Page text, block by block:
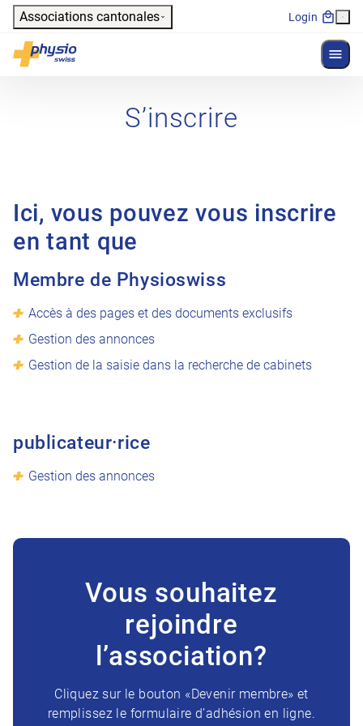
Header
Associations cantonales Login
Physioswiss
Navigation principale
S’inscrire
Ici, vous pouvez vous inscrire
en tant que
Membre de Physioswiss
Accès à des pages et des documents exclusifs
Gestion des annonces
Gestion de la saisie dans la recherche de cabinets
publicateur·rice
Gestion des annonces
Vous souhaitez
rejoindre
l’association?
Cliquez sur le bouton «Devenir membre» et
remplissez le formulaire d’adhésion en ligne.